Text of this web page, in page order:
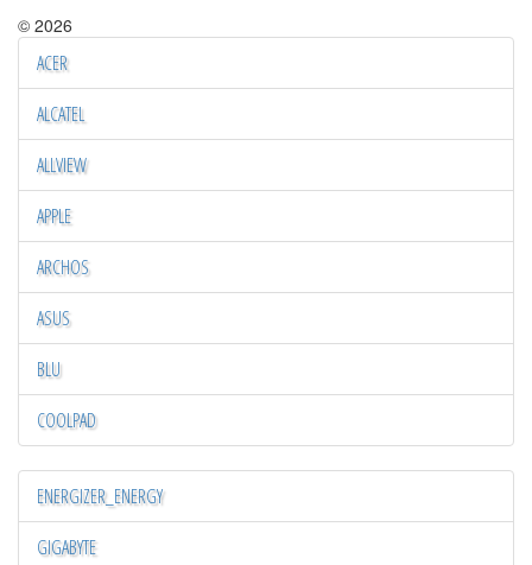
© 2026
ACER
ALCATEL
ALLVIEW
APPLE
ARCHOS
ASUS
BLU
COOLPAD
ENERGIZER_ENERGY
GIGABYTE